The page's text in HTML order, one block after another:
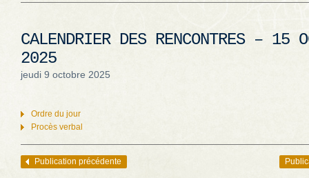
CALENDRIER DES RENCONTRES – 15
2025
jeudi 9 octobre 2025
Ordre du jour
Procès verbal
Navigation des articles
Publication précédente